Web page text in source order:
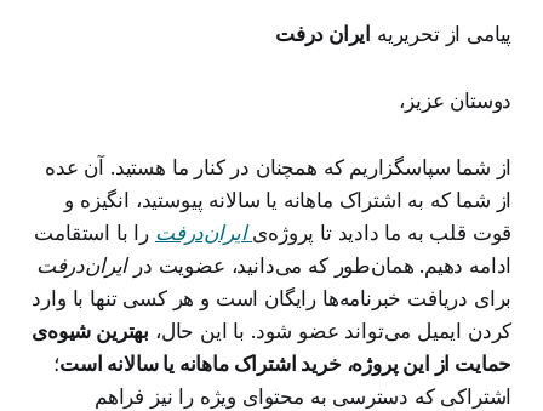
پیامی از تحریریه ایران درفت
دوستان عزیز،
از شما سپاسگزاریم که همچنان در کنار ما هستید. آن عده
از شما که به اشتراک ماهانه یا سالانه پیوستید، انگیزه و
قوت قلب به ما دادید تا پروژه‌ی ایران‌درفت را با استقامت
ادامه دهیم. همان‌طور که می‌دانید، عضویت درایران‌درفت
برای دریافت خبرنامه‌ها رایگان است و هر کسی تنها با وارد
کردن ایمیل می‌تواند عضو شود. با این حال، بهترین شیوه‌ی
حمایت از این پروژه، خرید اشتراک ماهانه یا سالانه است؛
اشتراکی که دسترسی به محتوای ویژه را نیز فراهم